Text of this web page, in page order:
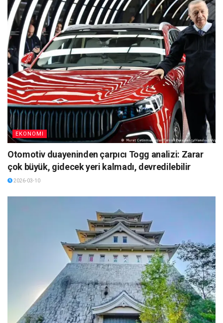
EKONOMI
Otomotiv duayeninden çarpıcı Togg analizi: Zarar
çok büyük, gidecek yeri kalmadı, devredilebilir
2026-03-10